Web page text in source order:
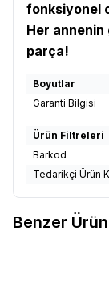
fonksiyonel
Her annenin
parça!
Boyutlar
Garanti Bilgisi
Ürün Filtreleri
Barkod
Tedarikçi Ürün
Benzer